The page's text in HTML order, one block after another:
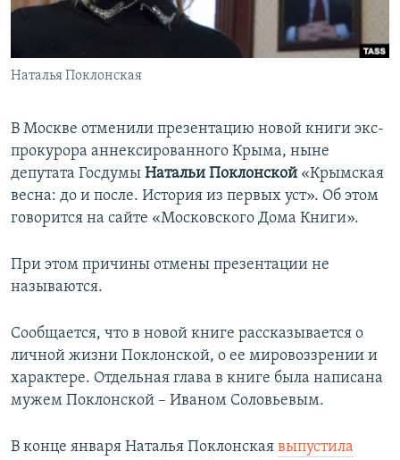
ПОБЕДИТЕЛЕЙ НЕ СУДЯТ?
ELIFBE
ПРИСОЕДИНЯЙТЕСЬ!
Все сайты RFE/RL
Наталья Поклонская
В Москве отменили презентацию новой книги экс-
прокурора аннексированного Крыма, ныне
депутата Госдумы Натальи Поклонской «Крымская
весна: до и после. История из первых уст». Об этом
говорится на сайте «Московского Дома Книги».
При этом причины отмены презентации не
называются.
Сообщается, что в новой книге рассказывается о
личной жизни Поклонской, о ее мировоззрении и
характере. Отдельная глава в книге была написана
мужем Поклонской – Иваном Соловьевым.
В конце января Наталья Поклонская выпустила